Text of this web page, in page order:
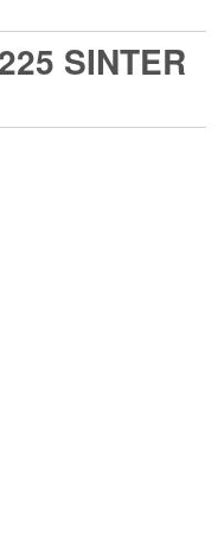
SINTER